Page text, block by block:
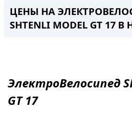
ЦЕНЫ НА
SHTENLI MODEL GT 17 В
ЭлектроВелосипед
GT 17